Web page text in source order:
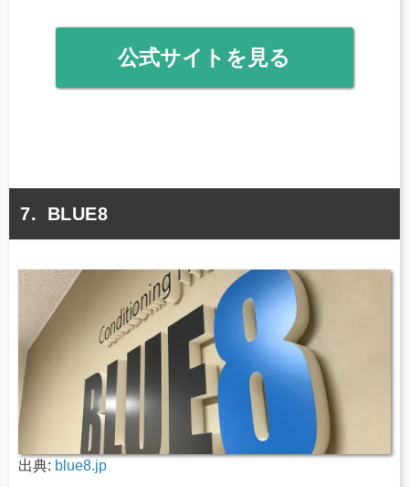
公式サイトを見る
BLUE8
出典: blue8.jp